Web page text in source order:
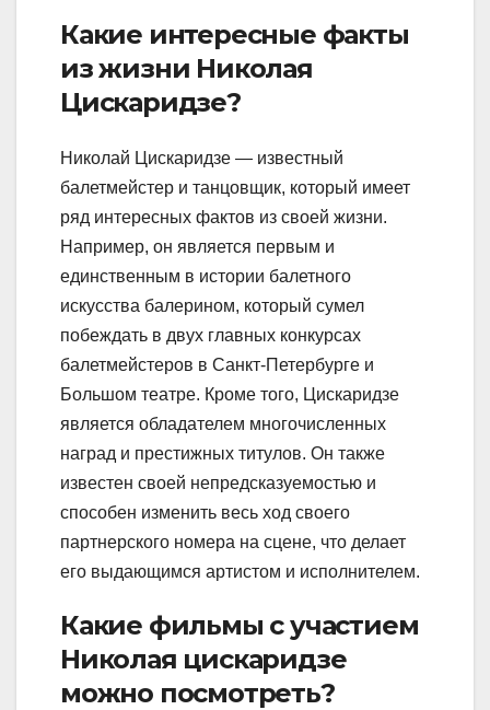
Какие интересные факты
из жизни Николая
Цискаридзе?
Николай Цискаридзе — известный
балетмейстер и танцовщик, который имеет
ряд интересных фактов из своей жизни.
Например, он является первым и
единственным в истории балетного
искусства балерином, который сумел
побеждать в двух главных конкурсах
балетмейстеров в Санкт-Петербурге и
Большом театре. Кроме того, Цискаридзе
является обладателем многочисленных
наград и престижных титулов. Он также
известен своей непредсказуемостью и
способен изменить весь ход своего
партнерского номера на сцене, что делает
его выдающимся артистом и исполнителем.
Какие фильмы с участием
Николая цискаридзе
можно посмотреть?